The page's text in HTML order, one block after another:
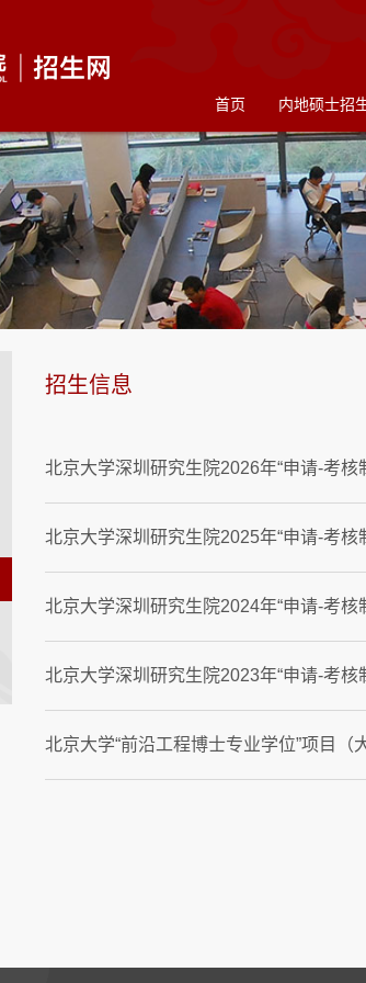
首页 内地硕士招
招生信息
北京大学深圳研究生院2026年“申请-考核
北京大学深圳研究生院2025年“申请-考核
北京大学深圳研究生院2024年“申请-考核
北京大学深圳研究生院2023年“申请-考核
北京大学“前沿工程博士专业学位”项目（